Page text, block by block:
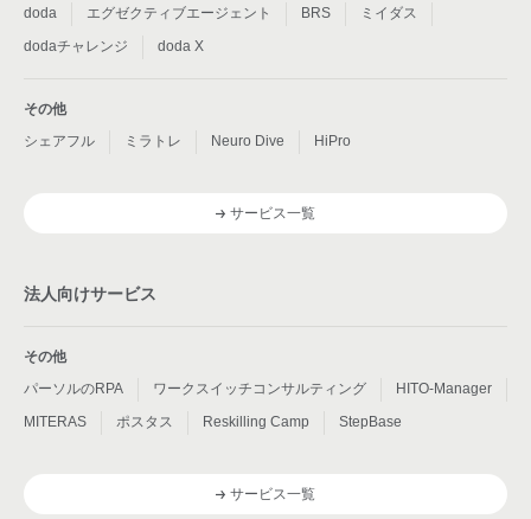
doda
エグゼクティブエージェント BRS
ミイダス
dodaチャレンジ
doda X
その他
シェアフル
ミラトレ Neuro Dive HiPro
サービス一覧
法人向けサービス
その他
パーソルのRPA
ワークスイッチコンサルティング
HITO-Manager
MITERAS
ポスタス Reskilling Camp StepBase
サービス一覧